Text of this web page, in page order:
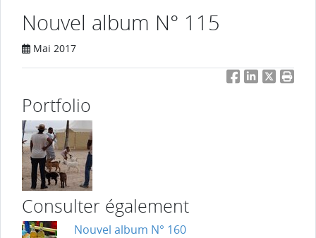
Nouvel album N° 115
Mai 2017
FacebookLinkedIn
Twitter
Portfolio
Consulter également
Nouvel album N° 160